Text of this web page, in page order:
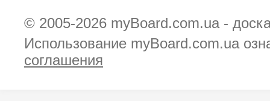
© 2005-2026 myBoard.com.ua -
Использование myBoard.com.ua
соглашения